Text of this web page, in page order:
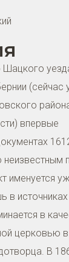
Шацкого
(сейчас
впервые
неизвестным
именуется
в
в
церковью в
В